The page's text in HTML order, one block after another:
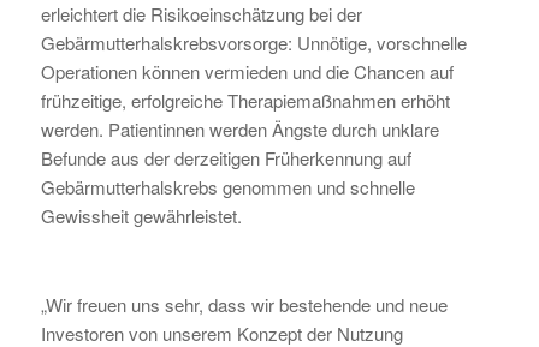
erleichtert die Risikoeinschätzung bei der
Gebärmutterhalskrebsvorsorge: Unnötige, vorschnelle
Operationen können vermieden und die Chancen auf
frühzeitige, erfolgreiche Therapiemaßnahmen erhöht
werden. Patientinnen werden Ängste durch unklare
Befunde aus der derzeitigen Früherkennung auf
Gebärmutterhalskrebs genommen und schnelle
Gewissheit gewährleistet.
„Wir freuen uns sehr, dass wir bestehende und neue
Investoren von unserem Konzept der Nutzung